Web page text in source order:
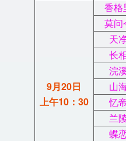
9月20日
上午10：30
香格
莫问
天
长
浣
山
忆
兰
蝶